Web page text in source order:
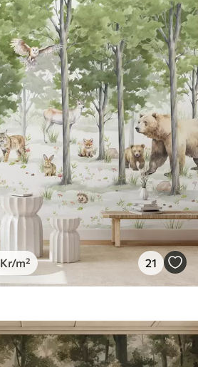
Kr/m² 21